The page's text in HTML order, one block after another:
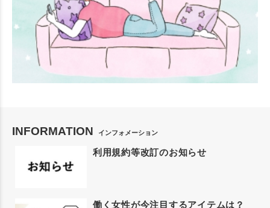
INFORMATION インフォメーション
利用規約等改訂のお知らせ
働く女性が今注目するアイテムは？